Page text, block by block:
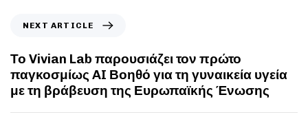
NEXT ARTICLE
Το Vivian Lab παρουσιάζει τον πρώτο
παγκοσμίως AI Βοηθό για τη γυναικεία υγεία
με τη βράβευση της Ευρωπαϊκής Ένωσης